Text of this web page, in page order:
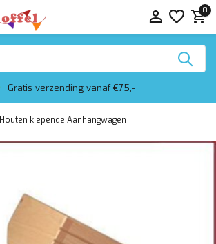
0
Gratis verzending vanaf €75,-
Houten kiepende Aanhangwagen